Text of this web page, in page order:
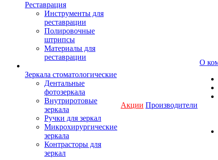
Реставрация
Инструменты для
реставрации
Полировочные
штрипсы
Материалы для
реставрации
Зеркала стоматологические
Дентальные
фотозеркала
Внутриротовые
зеркала
Ручки для зеркал
Микрохирургические
зеркала
Контрасторы для
зеркал
Акции Производители
О